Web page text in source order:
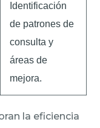
Identificación
de patrones de
consulta y
áreas de
mejora.
la eficiencia